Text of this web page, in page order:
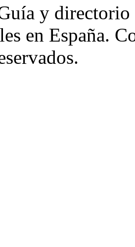
y directorio
en España.